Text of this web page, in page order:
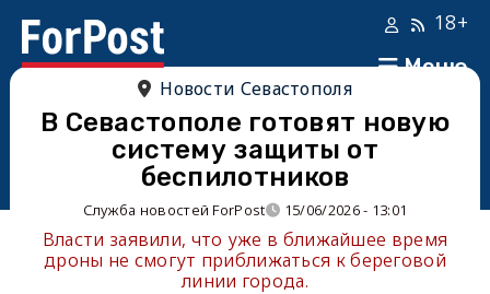
Меню
18+
Новости Севастополя
В Севастополе готовят новую
систему защиты от
беспилотников
Служба новостей ForPost 15/06/2026 - 13:01
Власти заявили, что уже в ближайшее время
дроны не смогут приближаться к береговой
линии города.